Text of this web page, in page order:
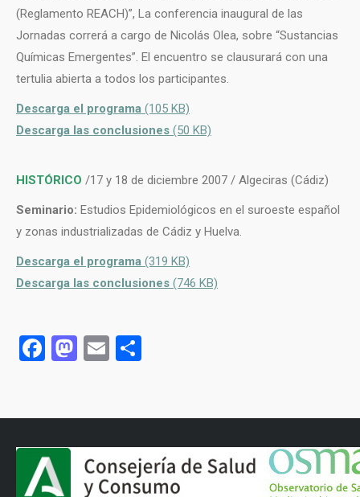
(Reglamento REACH)”, La conferencia inaugural de las
Jornadas correrá a cargo de Nicolás Olea, sobre “Sustancias
Químicas Emergentes”. El encuentro se clausurará con una
tertulia abierta a todos los participantes.
Descarga el programa (105 KB)
Descarga las conclusiones (50 KB)
HISTÓRICO /17 y 18 de diciembre 2007 / Algeciras (Cádiz)
Seminario: Estudios Epidemiológicos en el suroeste español
y zonas industrializadas de Cádiz y Huelva.
Descarga el programa (319 KB)
Descarga las conclusiones (746 KB)
Facebook
Mastodon
Email